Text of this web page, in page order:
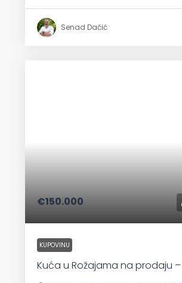
Senad Dačić
€150.000
KUPOVINU
Kuća u Rožajama na prodaju –